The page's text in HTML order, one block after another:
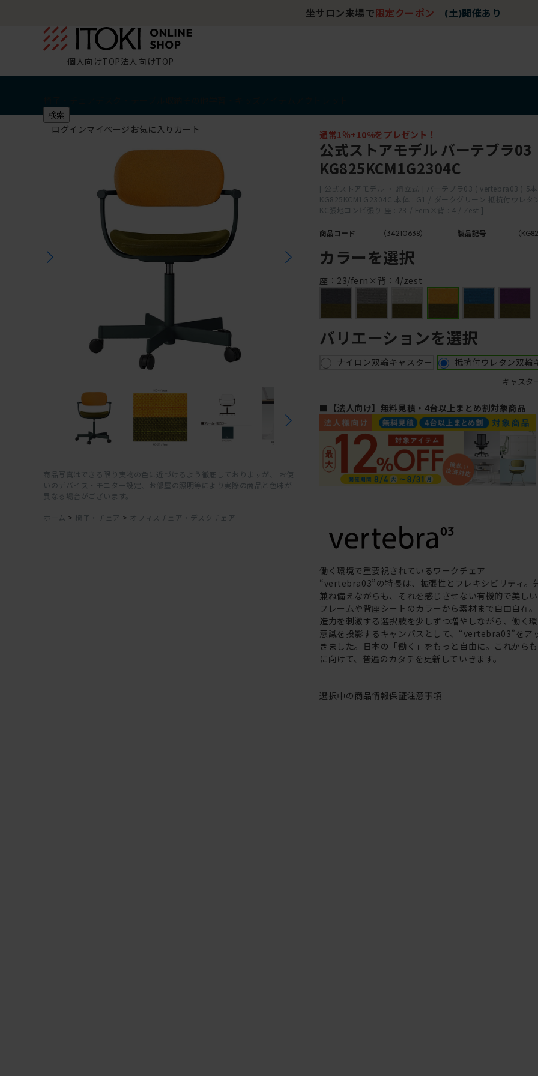
坐サロン来場で 限定クーポン (土)開催あり
個人向けTOP法人向けTOP
検索
ログインマイページ お気に入り カート
商品写真はできる限り実物の色に近づけるよう徹底しておりますが、 お使
いのデバイス・モニター設定、お部屋の照明等により実際の商品と色味が
異なる場合がございます。
ホーム > 椅子・チェア > オフィスチェア・デスクチェア
通常1％+10%をプレゼント！
公式ストアモデル バーテブラ03
KG825KCM1G2304C
[ 公式ストアモデル ・ 組立式 ] バーテブラ03 ( vertebra03 ) 5
KG825KCM1G2304C 本体 : G1 / ダークグリーン 抵抗付ウレタ
KC張地コンビ張り 座 : 23 / Fern×背 : 4 / Zest ]
商品コード （34210638） 製品記号 （
カラーを選択
座：23/fern×背：4/zest
バリエーションを選択
ナイロン双輪キャスター 抵抗付ウレタン双輪
キャスタ
■【法人向け】無料見積・4台以上まとめ割対象商品
働く環境で重要視されているワークチェア
“vertebra03”の特長は、拡張性とフレキシビリティ。
兼ね備えながらも、それを感じさせない有機的で美しい
フレームや背座シートのカラーから素材まで自由自在
造力を刺激する選択肢を少しずつ増やしながら、働く
意識を投影するキャンバスとして、“vertebra03”をア
きました。日本の「働く」をもっと自由に。これから
に向けて、普遍のカタチを更新していきます。
選択中の商品情報保証注意事項